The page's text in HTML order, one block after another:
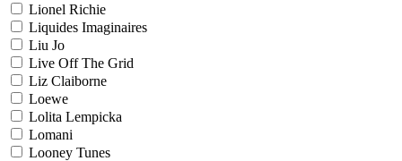
Lionel Richie
Liquides Imaginaires
Liu Jo
Live Off The Grid
Liz Claiborne
Loewe
Lolita Lempicka
Lomani
Looney Tunes